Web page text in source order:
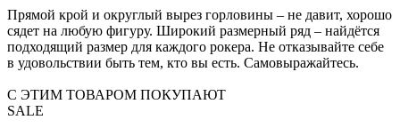
Прямой крой и округлый вырез горловины – не давит, хорошо
сядет на любую фигуру. Широкий размерный ряд – найдётся
подходящий размер для каждого рокера. Не отказывайте себе
в удовольствии быть тем, кто вы есть. Самовыражайтесь.
С ЭТИМ ТОВАРОМ ПОКУПАЮТ
SALE